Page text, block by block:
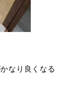
なり良くなる